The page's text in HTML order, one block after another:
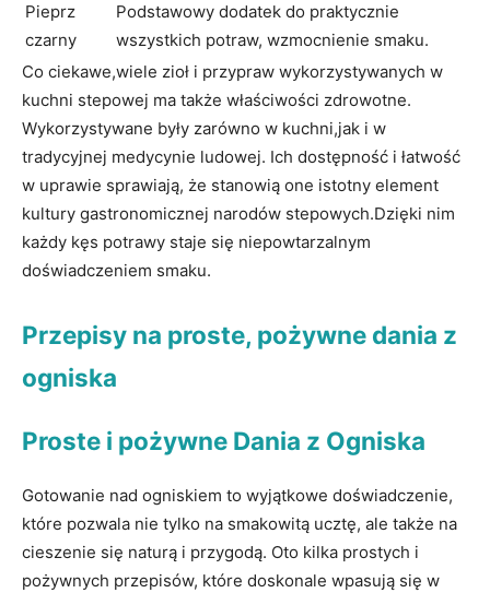
Pieprz
czarny
Podstawowy dodatek do praktycznie
wszystkich potraw, wzmocnienie smaku.
Co​ ciekawe,wiele zioł ⁤i ⁤przypraw wykorzystywanych w
kuchni stepowej ma także właściwości zdrowotne.‌
Wykorzystywane były zarówno w kuchni,jak‌ i w
tradycyjnej‍ medycynie ludowej. Ich dostępność i łatwość
w uprawie sprawiają, że stanowią one istotny element ​
kultury gastronomicznej narodów stepowych.Dzięki nim
każdy kęs potrawy staje ⁤się ​niepowtarzalnym‍
doświadczeniem smaku.
Przepisy na proste, pożywne dania z
ogniska
Proste ​i pożywne Dania z Ogniska
Gotowanie nad ​ogniskiem ⁢to wyjątkowe doświadczenie,
które pozwala nie tylko na smakowitą ucztę, ale także​ na
cieszenie⁢ się ⁤naturą i przygodą. Oto kilka prostych i
pożywnych przepisów, które doskonale wpasują się w